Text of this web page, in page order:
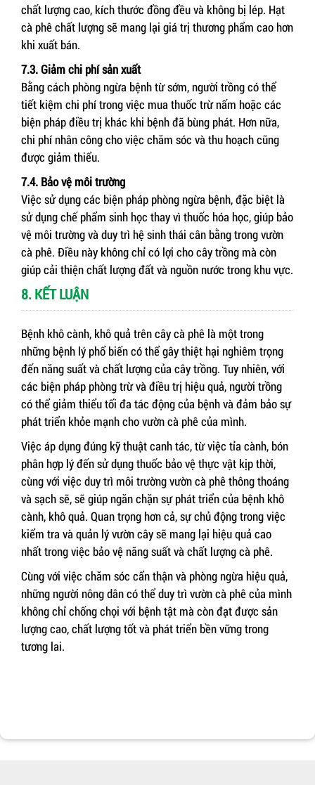
chất lượng cao, kích thước đồng đều và không bị lép. Hạt
cà phê chất lượng sẽ mang lại giá trị thương phẩm cao hơn
khi xuất bán.
7.3. Giảm chi phí sản xuất
Bằng cách phòng ngừa bệnh từ sớm, người trồng có thể
tiết kiệm chi phí trong việc mua thuốc trừ nấm hoặc các
biện pháp điều trị khác khi bệnh đã bùng phát. Hơn nữa,
chi phí nhân công cho việc chăm sóc và thu hoạch cũng
được giảm thiểu.
7.4. Bảo vệ môi trường
Việc sử dụng các biện pháp phòng ngừa bệnh, đặc biệt là
sử dụng chế phẩm sinh học thay vì thuốc hóa học, giúp bảo
vệ môi trường và duy trì hệ sinh thái cân bằng trong vườn
cà phê. Điều này không chỉ có lợi cho cây trồng mà còn
giúp cải thiện chất lượng đất và nguồn nước trong khu vực.
8. KẾT LUẬN
Bệnh khô cành, khô quả trên cây cà phê là một trong
những bệnh lý phổ biến có thể gây thiệt hại nghiêm trọng
đến năng suất và chất lượng của cây trồng. Tuy nhiên, với
các biện pháp phòng trừ và điều trị hiệu quả, người trồng
có thể giảm thiểu tối đa tác động của bệnh và đảm bảo sự
phát triển khỏe mạnh cho vườn cà phê của mình.
Việc áp dụng đúng kỹ thuật canh tác, từ việc tỉa cành, bón
phân hợp lý đến sử dụng thuốc bảo vệ thực vật kịp thời,
cùng với việc duy trì môi trường vườn cà phê thông thoáng
và sạch sẽ, sẽ giúp ngăn chặn sự phát triển của bệnh khô
cành, khô quả. Quan trọng hơn cả, sự chủ động trong việc
kiểm tra và quản lý vườn cây sẽ mang lại hiệu quả cao
nhất trong việc bảo vệ năng suất và chất lượng cà phê.
Cùng với việc chăm sóc cẩn thận và phòng ngừa hiệu quả,
những người nông dân có thể duy trì vườn cà phê của mình
không chỉ chống chọi với bệnh tật mà còn đạt được sản
lượng cao, chất lượng tốt và phát triển bền vững trong
tương lai.